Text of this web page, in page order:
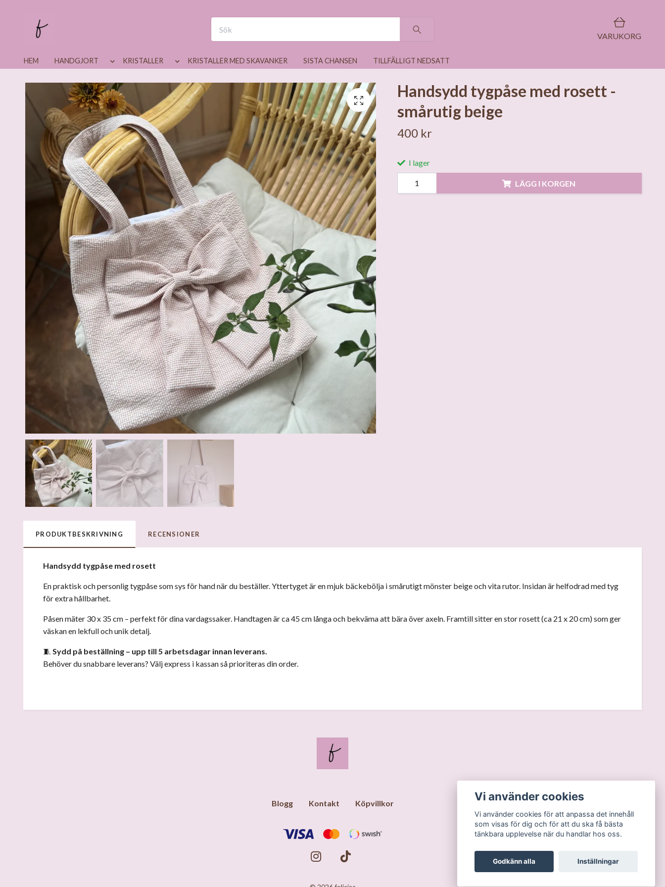
VARUKORG
HEM HANDGJORT KRISTALLER KRISTALLER MED SKAVANKER SISTA CHANSEN TILLFÄLLIGT NEDSATT
Handsydd tygpåse med rosett -
smårutig beige
400 kr
I lager
LÄGG I KORGEN
PRODUKTBESKRIVNING RECENSIONER
Handsydd tygpåse med rosett
En praktisk och personlig tygpåse som sys för hand när du beställer. Yttertyget är en mjuk bäckebölja i smårutigt mönster beige och vita rutor. Insidan är helfodrad med tyg
för extra hållbarhet.
Påsen mäter 30 x 35 cm – perfekt för dina vardagssaker. Handtagen är ca 45 cm långa och bekväma att bära över axeln. Framtill sitter en stor rosett (ca 21 x 20 cm) som ger
väskan en lekfull och unik detalj.
🧵 Sydd på beställning – upp till 5 arbetsdagar innan leverans.
Behöver du snabbare leverans? Välj express i kassan så prioriteras din order.
Blogg Kontakt Köpvillkor
Vi använder cookies
Vi använder cookies för att anpassa det innehåll
som visas för dig och för att du ska få bästa
tänkbara upplevelse när du handlar hos oss.
Godkänn alla Inställningar